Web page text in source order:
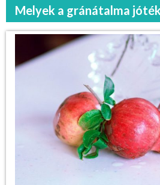
Melyek a gránátalma